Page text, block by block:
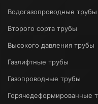
Водогазопроводные трубы
Второго сорта трубы
Высокого давления трубы
Газлифтные трубы
Газопроводные трубы
Горячедеформированные